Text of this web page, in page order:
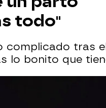
todo"
complicado tras
lo bonito que
terrible"